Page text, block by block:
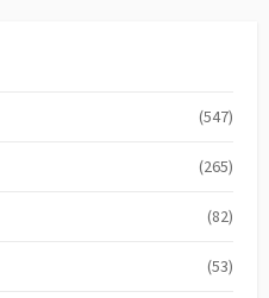
(547)
(265)
(82)
(53)